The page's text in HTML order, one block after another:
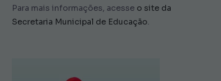
Para mais informações, acesse o site da
Secretaria Municipal de Educação.